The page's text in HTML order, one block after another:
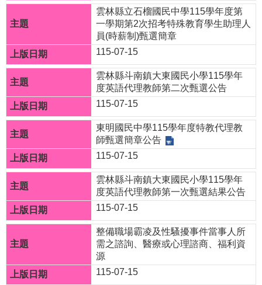
理
校
系
雲
端
公
網
站
料
雲林縣立石榴國民中學115學年度第
一學期第2次招考特殊教育學生助理人
員(時薪制)甄選簡章
115-07-15
雲林縣斗南鎮大東國民小學115學年
度英語代理教師第二次甄選公告
115-07-15
東明國民中學115學年度特教代理教
師甄選簡章公告
115-07-15
雲林縣斗南鎮大東國民小學115學年
度英語代理教師第一次甄選結果公告
115-07-15
整備職場霸凌及性騷擾事件當事人所
需之諮詢、醫療或心理諮商、福利資
源
115-07-15